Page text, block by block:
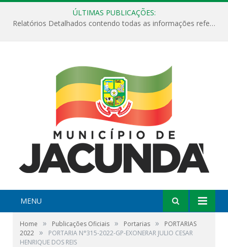
ÚLTIMAS PUBLICAÇÕES:
Relatórios Detalhados contendo todas as informações referentes a execução de recursos destinados ao fomento de projetos culturais no Município de Jacundá entre os anos de 2022 ao presente ano de 2026.
MENU
Home » Publicações Oficiais » Portarias »
PORTARIAS
2022 »
PORTARIA N°315-2022-GP-EXONERAR JULIO CESAR
HENRIQUE DOS REIS